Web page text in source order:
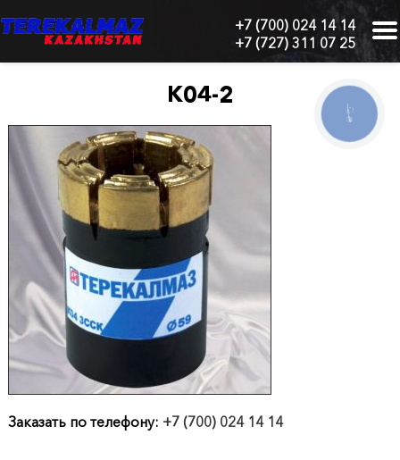
+7 (700) 024 14 14
+7 (727) 311 07 25
Алматы,
Тау",
"Б",
6
этаж,
605
офис
Главная
О
Каталог
продукции
К04-2
Заказать по телефону: +7 (700) 024 14 14
КНОПКА
СВЯЗИ